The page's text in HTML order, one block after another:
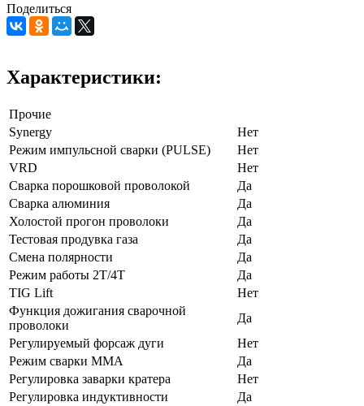
Поделиться
Характеристики:
Прочие
Synergy
Нет
Режим импульсной сварки (PULSE)
Нет
VRD
Нет
Сварка порошковой проволокой
Да
Сварка алюминия
Да
Холостой прогон проволоки
Да
Тестовая продувка газа
Да
Смена полярности
Да
Режим работы 2Т/4Т
Да
TIG Lift
Нет
Функция дожигания сварочной
проволоки
Да
Регулируемый форсаж дуги
Нет
Режим сварки ММА
Да
Регулировка заварки кратера
Нет
Регулировка индуктивности
Да